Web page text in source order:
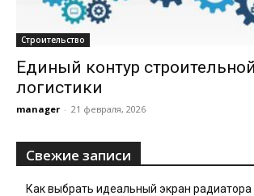
Строительство
Единый контур строительной
логистики
manager - 21 февраля, 2026
Свежие записи
Как выбрать идеальный экран радиатора